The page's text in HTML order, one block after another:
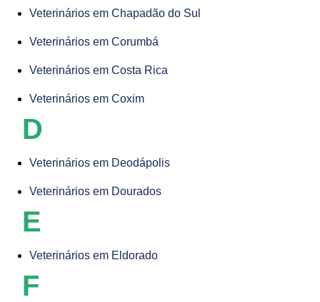
Veterinários em Chapadão do Sul
Veterinários em Corumbá
Veterinários em Costa Rica
Veterinários em Coxim
D
Veterinários em Deodápolis
Veterinários em Dourados
E
Veterinários em Eldorado
F